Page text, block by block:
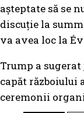
așteptate să se
discuție la
va avea loc la
Trump a
capăt războiului
ceremonii